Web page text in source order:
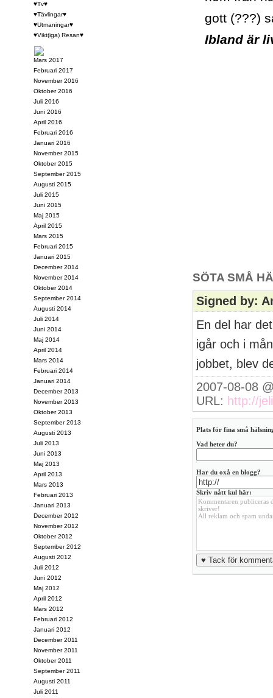
gott (???)
Ibland är
SÖTA SMÅ
Signed by:
En del har
igår och i
jobbet, blev
2007-08-08
URL: http://
Plats för fina små
Vad heter du?
Har du oxå en blogg?
Skriv nått kul här:
♥Tv♥
♥Tävlingar♥
♥Utmaningar♥
♥Vikt(iga) Resan♥
Mars 2017
Februari 2017
November 2016
Oktober 2016
Juli 2016
Juni 2016
April 2016
Februari 2016
Januari 2016
November 2015
Oktober 2015
September 2015
Augusti 2015
Juli 2015
Juni 2015
Maj 2015
April 2015
Mars 2015
Februari 2015
Januari 2015
December 2014
November 2014
Oktober 2014
September 2014
Augusti 2014
Juli 2014
Juni 2014
Maj 2014
April 2014
Mars 2014
Februari 2014
Januari 2014
December 2013
November 2013
Oktober 2013
September 2013
Augusti 2013
Juli 2013
Juni 2013
Maj 2013
April 2013
Mars 2013
Februari 2013
Januari 2013
December 2012
November 2012
Oktober 2012
September 2012
Augusti 2012
Juli 2012
Juni 2012
Maj 2012
April 2012
Mars 2012
Februari 2012
Januari 2012
December 2011
November 2011
Oktober 2011
September 2011
Augusti 2011
Juli 2011